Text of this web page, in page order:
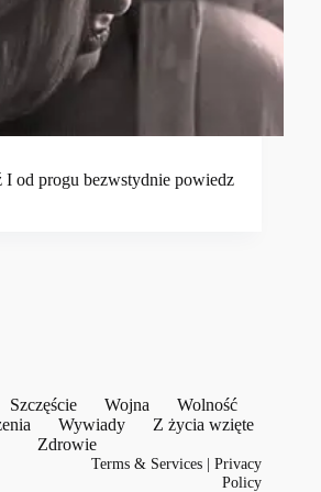
I od progu bezwstydnie powiedz
Szczęście Wojna
Wolność
Wywiady
Z życia wzięte
Zdrowie
Terms & Services |Privacy
Policy